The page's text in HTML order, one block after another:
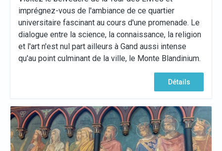
imprégnez-vous de l'ambiance de ce quartier
universitaire fascinant au cours d'une promenade. Le
dialogue entre la science, la connaissance, la religion
et l'art n'est nul part ailleurs à Gand aussi intense
qu'au point culminant de la ville, le Monte Blandinium.
Détails